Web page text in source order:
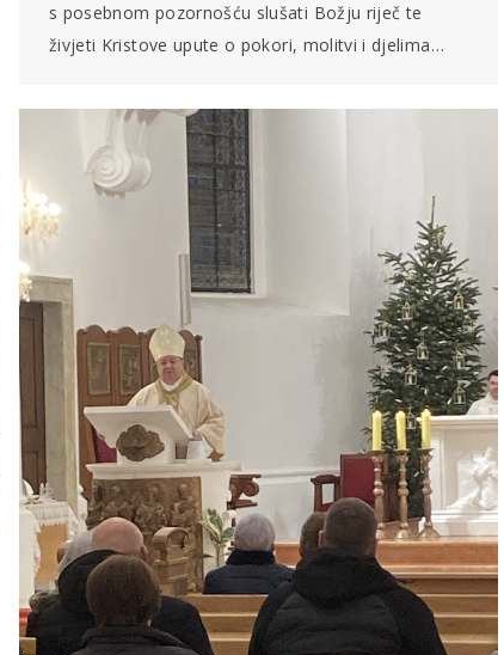
s posebnom pozornošću slušati Božju riječ te
živjeti Kristove upute o pokori, molitvi i djelima…